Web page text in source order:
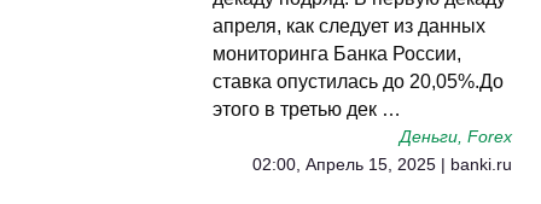
апреля, как следует из данных
мониторинга Банка России,
ставка опустилась до 20,05%.До
этого в третью дек …
Деньги, Forex
02:00, Апрель 15, 2025 | banki.ru